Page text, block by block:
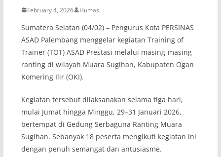
February 4, 2026 Humas
Sumatera Selatan (04/02) – Pengurus Kota PERSINAS
ASAD Palembang menggelar kegiatan Training of
Trainer (TOT) ASAD Prestasi melalui masing-masing
ranting di wilayah Muara Sugihan, Kabupaten Ogan
Komering Ilir (OKI).
Kegiatan tersebut dilaksanakan selama tiga hari,
mulai Jumat hingga Minggu, 29–31 Januari 2026,
bertempat di Gedung Serbaguna Ranting Muara
Sugihan. Sebanyak 18 peserta mengikuti kegiatan ini
dengan penuh semangat dan antusiasme.